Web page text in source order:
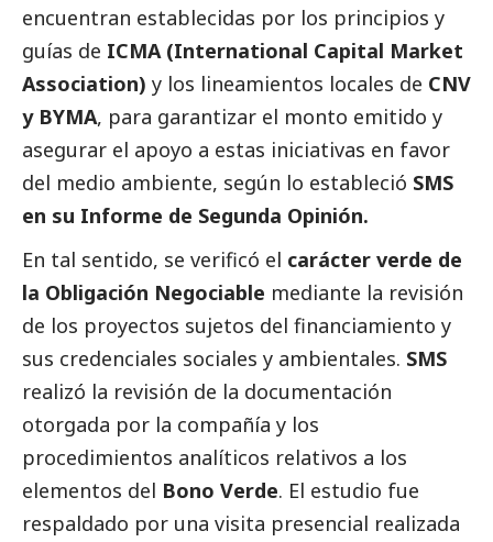
encuentran establecidas por los principios y
guías de ICMA (International Capital Market
Association) y los lineamientos locales de CNV
y BYMA, para garantizar el monto emitido y
asegurar el apoyo a estas iniciativas en favor
del medio ambiente, según lo estableció SMS
en su Informe de Segunda Opinión.
En tal sentido, se verificó el carácter verde de
la Obligación Negociable mediante la revisión
de los proyectos sujetos del financiamiento y
sus credenciales sociales y ambientales. SMS
realizó la revisión de la documentación
otorgada por la compañía y los
procedimientos analíticos relativos a los
elementos del Bono Verde. El estudio fue
respaldado por una visita presencial realizada